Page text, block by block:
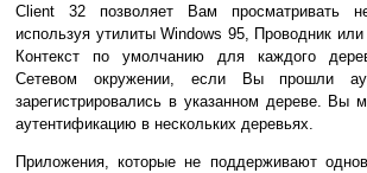
Сlient 32 позволяет Вам просматривать
используя утилиты Windows 95, Проводник или
Контекст по умолчанию для каждого
Сетевом окружении, если Вы прошли
зарегистрировались в указанном дереве. Вы
аутентификацию в нескольких деревьях.
Приложения, которые не поддерживают